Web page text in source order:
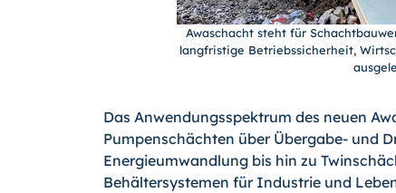
Awaschacht steht für
langfristige Betriebssicherheit,
Das Anwendungsspektrum des neuen
Pumpenschächten über Übergabe- und
Energieumwandlung bis hin zu
Behältersystemen für Industrie und